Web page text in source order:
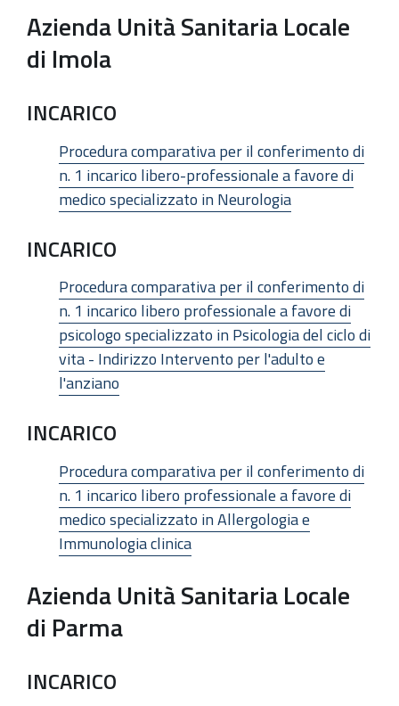
Azienda Unità Sanitaria Locale
di Imola
INCARICO
Procedura comparativa per il conferimento di
n. 1 incarico libero-professionale a favore di
medico specializzato in Neurologia
INCARICO
Procedura comparativa per il conferimento di
n. 1 incarico libero professionale a favore di
psicologo specializzato in Psicologia del ciclo di
vita - Indirizzo Intervento per l'adulto e
l'anziano
INCARICO
Procedura comparativa per il conferimento di
n. 1 incarico libero professionale a favore di
medico specializzato in Allergologia e
Immunologia clinica
Azienda Unità Sanitaria Locale
di Parma
INCARICO